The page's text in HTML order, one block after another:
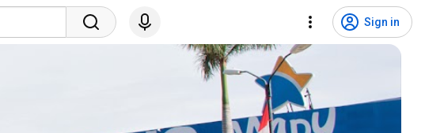
Sign in